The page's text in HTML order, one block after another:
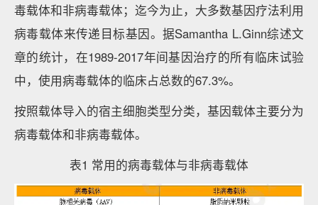
毒载体和非病毒载体；迄今为止，大多数基因疗法利用
病毒载体来传递目标基因。据Samantha L.Ginn综述文
章的统计，在1989-2017年间基因治疗的所有临床试验
中，使用病毒载体的临床占总数的67.3%。
按照载体导入的宿主细胞类型分类，基因载体主要分为
病毒载体和非病毒载体。
表1 常用的病毒载体与非病毒载体